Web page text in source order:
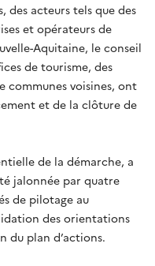
des acteurs tels que des
et opérateurs de
Aquitaine, le conseil
de tourisme, des
communes voisines, ont
et de la clôture de
de la démarche, a
jalonnée par quatre
de pilotage au
des orientations
du plan d’actions.